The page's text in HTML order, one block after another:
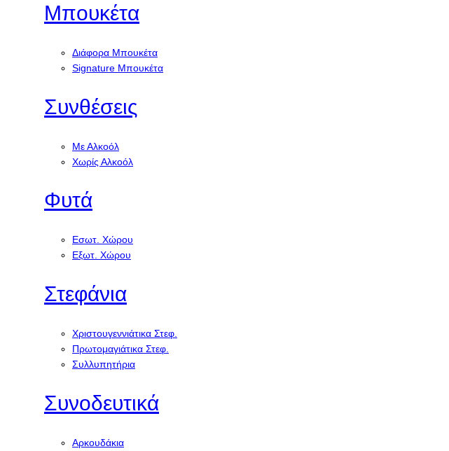
Μπουκέτα
Διάφορα Μπουκέτα
Signature Μπουκέτα
Συνθέσεις
Με Αλκοόλ
Χωρίς Αλκοόλ
Φυτά
Εσωτ. Χώρου
Εξωτ. Χώρου
Στεφάνια
Χριστουγεννιάτικα Στεφ.
Πρωτομαγιάτικα Στεφ.
Συλλυπητήρια
Συνοδευτικά
Αρκουδάκια